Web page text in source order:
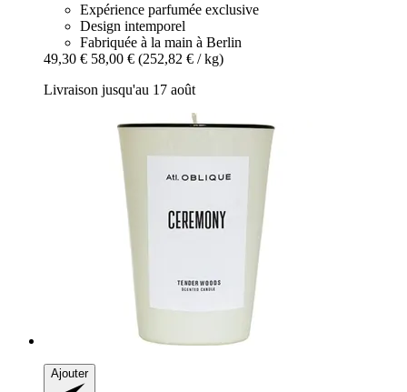
Expérience parfumée exclusive
Design intemporel
Fabriquée à la main à Berlin
49,30 € 58,00 € (252,82 € / kg)
Livraison jusqu'au 17 août
Ajouter